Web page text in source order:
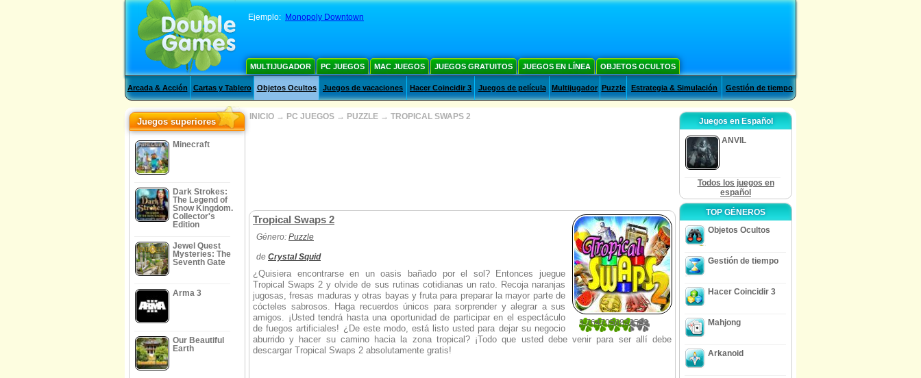
Ejemplo: Monopoly Downtown
MULTIJUGADOR PC JUEGOS MAC JUEGOS JUEGOS GRATUITOS JUEGOS EN LÍNEA OBJETOS OCULTOS
Arcada & Acción Cartas y Tablero Objetos Ocultos Juegos de vacaciones Hacer Coincidir 3 Juegos de película Multijugador Puzzle Estrategia & Simulación Gestión de tiempo
Juegos superiores
Minecraft
Dark Strokes:
The Legend of
Snow Kingdom.
Collector's
Edition
Jewel Quest
Mysteries: The
Seventh Gate
Arma 3
Our Beautiful
Earth
INICIO → PC JUEGOS → PUZZLE → TROPICAL SWAPS 2
3.7647058823529
17
Tropical Swaps 2
Género: Puzzle
de Crystal Squid
¿Quisiera encontrarse en un oasis bañado por el sol? Entonces juegue
Tropical Swaps 2 y olvide de sus rutinas cotidianas un rato. Recoja naranjas
jugosas, fresas maduras y otras bayas y fruta para preparar la mayor parte de
cócteles sabrosos. Haga recuerdos únicos para sorprender y alegrar a sus
amigos. ¡Usted tendrá hasta una oportunidad de participar en el espectáculo
de fuegos artificiales! ¿De este modo, está listo usted para dejar su negocio
aburrido y hacer su camino hacia la zona tropical? ¡Todo que usted debe venir para ser allí debe
descargar Tropical Swaps 2 absolutamente gratis!
Juegos en Español
ANVIL
Todos los juegos en
español
TOP GÉNEROS
Objetos Ocultos
Gestión de tiempo
Hacer Coincidir 3
Mahjong
Arkanoid